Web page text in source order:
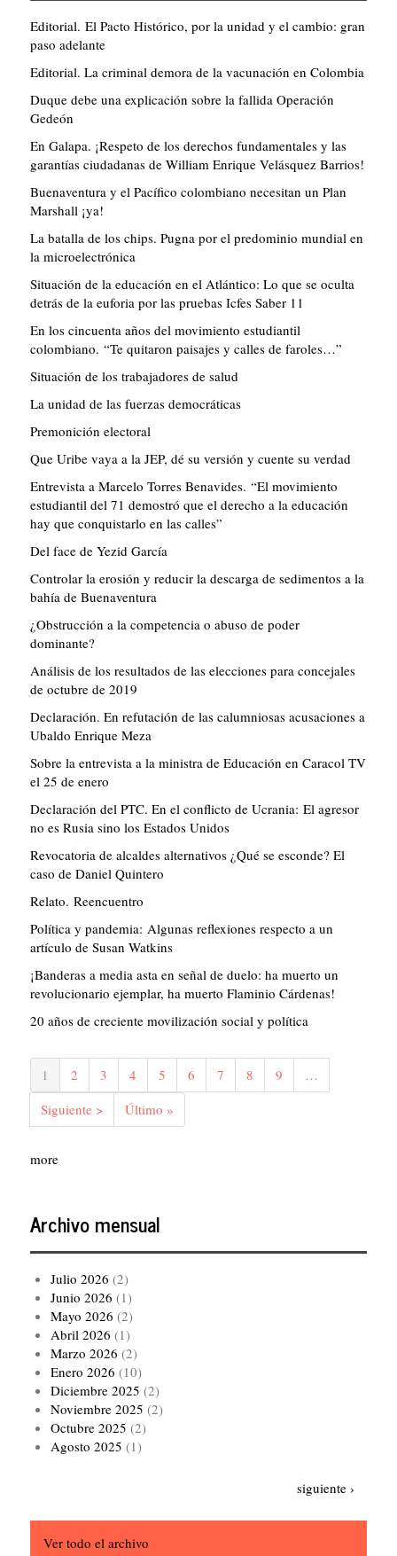
Editorial. El Pacto Histórico, por la unidad y el cambio: gran
paso adelante
Editorial. La criminal demora de la vacunación en Colombia
Duque debe una explicación sobre la fallida Operación
Gedeón
En Galapa. ¡Respeto de los derechos fundamentales y las
garantías ciudadanas de William Enrique Velásquez Barrios!
Buenaventura y el Pacífico colombiano necesitan un Plan
Marshall ¡ya!
La batalla de los chips. Pugna por el predominio mundial en
la microelectrónica
Situación de la educación en el Atlántico: Lo que se oculta
detrás de la euforia por las pruebas Icfes Saber 11
En los cincuenta años del movimiento estudiantil
colombiano. “Te quitaron paisajes y calles de faroles…”
Situación de los trabajadores de salud
La unidad de las fuerzas democráticas
Premonición electoral
Que Uribe vaya a la JEP, dé su versión y cuente su verdad
Entrevista a Marcelo Torres Benavides. “El movimiento
estudiantil del 71 demostró que el derecho a la educación
hay que conquistarlo en las calles”
Del face de Yezid García
Controlar la erosión y reducir la descarga de sedimentos a la
bahía de Buenaventura
¿Obstrucción a la competencia o abuso de poder
dominante?
Análisis de los resultados de las elecciones para concejales
de octubre de 2019
Declaración. En refutación de las calumniosas acusaciones a
Ubaldo Enrique Meza
Sobre la entrevista a la ministra de Educación en Caracol TV
el 25 de enero
Declaración del PTC. En el conflicto de Ucrania: El agresor
no es Rusia sino los Estados Unidos
Revocatoria de alcaldes alternativos ¿Qué se esconde? El
caso de Daniel Quintero
Relato. Reencuentro
Política y pandemia: Algunas reflexiones respecto a un
artículo de Susan Watkins
¡Banderas a media asta en señal de duelo: ha muerto un
revolucionario ejemplar, ha muerto Flaminio Cárdenas!
20 años de creciente movilización social y política
Paginación
Página
actual
1 Página
2 Página
3 Página
4 Página
5 Página
6 Página
7 Página
8 Página
9
…
Siguiente
página
Siguiente >
Última
página
Último »
more
Archivo mensual
Julio 2026 (2)
Junio 2026 (1)
Mayo 2026 (2)
Abril 2026 (1)
Marzo 2026 (2)
Enero 2026 (10)
Diciembre 2025 (2)
Noviembre 2025 (2)
Octubre 2025 (2)
Agosto 2025 (1)
Siguiente
siguiente ›
Ver todo el archivo